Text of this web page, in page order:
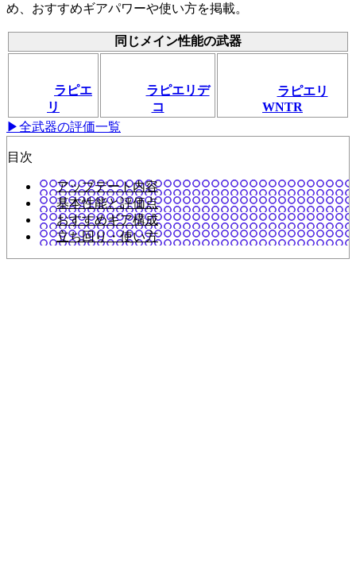
め、おすすめギアパワーや使い方を掲載。
同じメイン性能の武器
ラピエ
リ
ラピエリデ
コ
ラピエリ
WNTR
▶全武器の評価一覧
目次
アップデート内容
基本性能と評価点
おすすめギア構成
立ち回り・使い方